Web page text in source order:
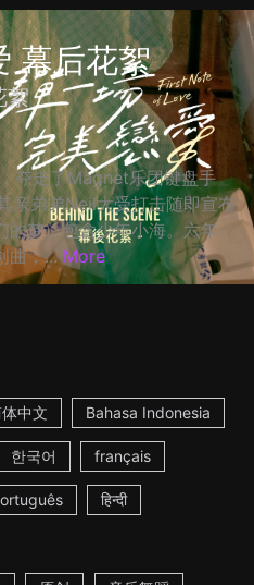
幕后花絮
絮
夺走了Magnet乐团键盘手
亲弟弟Neil大受打击随即宣布
的梦，包含少年小海。六年
曲，... More
中文 Bahasa Indonesia
한국어 français
हिन्दी